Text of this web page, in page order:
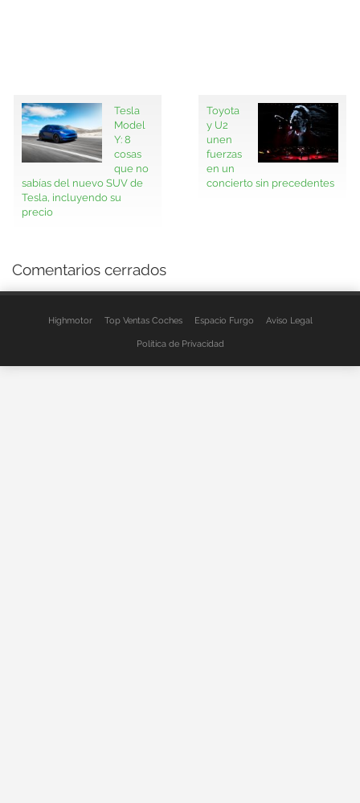
Tesla
Model
Y: 8
cosas
que no
sabías del nuevo SUV de
Tesla, incluyendo su
precio
Toyota
y U2
unen
fuerzas
en un
concierto sin precedentes
Comentarios cerrados
Highmotor Top Ventas Coches Espacio Furgo Aviso Legal
Política de Privacidad